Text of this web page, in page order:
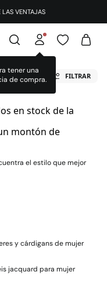
LAS VENTAJAS
tener una
de compra.
FILTRAR
en stock de la
montón de
el estilo que mejor
y cárdigans de mujer
jacquard para mujer